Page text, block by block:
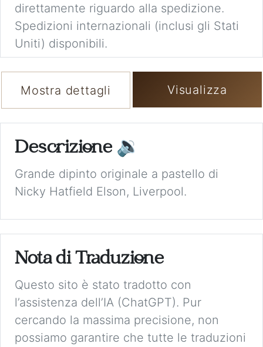
direttamente riguardo alla spedizione.
Spedizioni internazionali (inclusi gli Stati
Uniti) disponibili.
Mostra dettagli Visualizza
Descrizione 🔉
Grande dipinto originale a pastello di
Nicky Hatfield Elson, Liverpool.
Nota di Traduzione
Questo sito è stato tradotto con
l’assistenza dell’IA (ChatGPT). Pur
cercando la massima precisione, non
possiamo garantire che tutte le traduzioni